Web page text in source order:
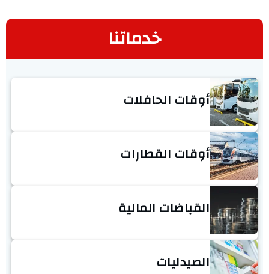
خدماتنا
أوقات الحافلات
أوقات القطارات
القباضات المالية
الصيدليات